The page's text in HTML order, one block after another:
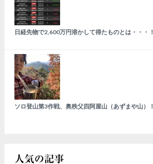
日経先物で2,600万円溶かして得たものとは・・・！
ソロ登山第3作戦、奥秩父四阿屋山（あずまや山）！
人気の記事